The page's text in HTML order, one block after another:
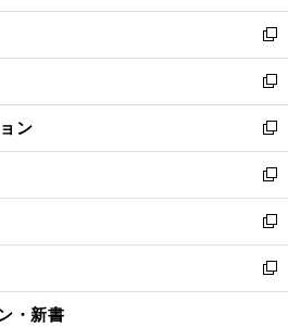
開
く
ウ
で
開
く
ン
ド
ウ
で
開
く
新
し
い
ウ
ィ
ン
ド
ウ
で
開
く
新
し
い
ウ
ィ
ン
ド
ウ
で
開
ン
新
し
い
ウ
ィ
ン
ド
ウ
新
し
い
ウ
ィ
ン
新
し
い
ウ
新
し
・新書